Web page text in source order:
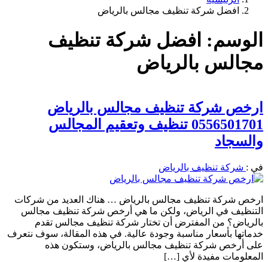
افضل شركة تنظيف مجالس بالرياض
الوسم: افضل شركة تنظيف
مجالس بالرياض
ارخص شركة تنظيف مجالس بالرياض
0556501701 تنظيف وتعقيم المجالس
والسجاد
في : شركة تنظيف بالرياض
ارخص شركة تنظيف مجالس بالرياض … هناك العديد من شركات
التنظيف في الرياض، ولكن ما هي أرخص شركة تنظيف مجالس
بالرياض؟ من المفترض أن تختار شركة تنظيف مجالس تقدم
خدماتها بأسعار مناسبة وجودة عالية. في هذه المقالة، سوف نتعرف
على أرخص شركة تنظيف مجالس بالرياض، وستكون هذه
المعلومات مفيدة لأي […]